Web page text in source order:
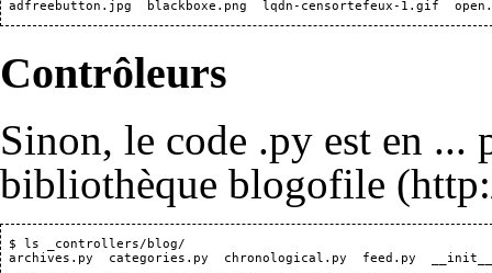
Contrôleurs
Sinon, le code .py est en
bibliothèque blogofile
$ ls _controllers/blog/